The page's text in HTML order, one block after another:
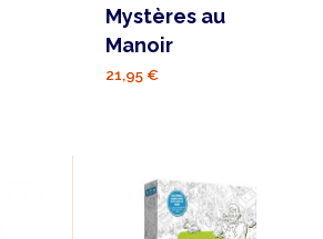
Mystères au
Manoir
21,95 €